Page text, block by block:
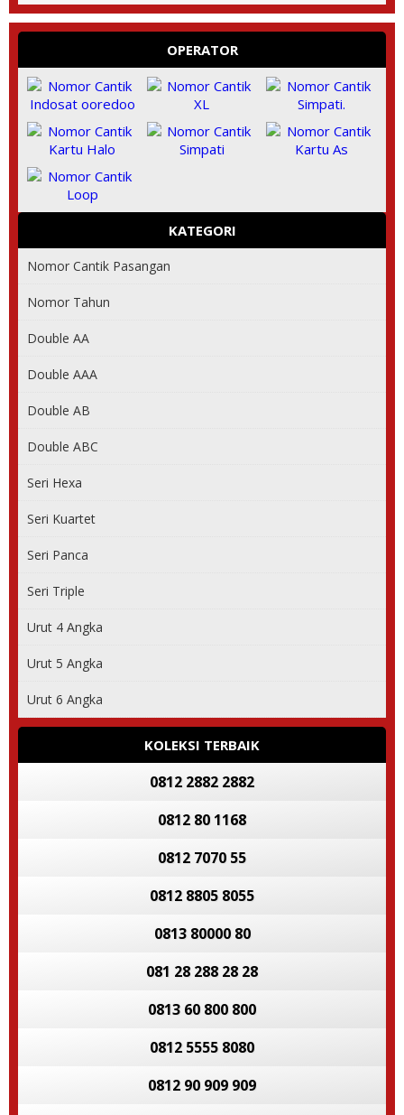
OPERATOR
KATEGORI
Nomor Cantik Pasangan
Nomor Tahun
Double AA
Double AAA
Double AB
Double ABC
Seri Hexa
Seri Kuartet
Seri Panca
Seri Triple
Urut 4 Angka
Urut 5 Angka
Urut 6 Angka
KOLEKSI TERBAIK
0812 2882 2882
0812 80 1168
0812 7070 55
0812 8805 8055
0813 80000 80
081 28 288 28 28
0813 60 800 800
0812 5555 8080
0812 90 909 909